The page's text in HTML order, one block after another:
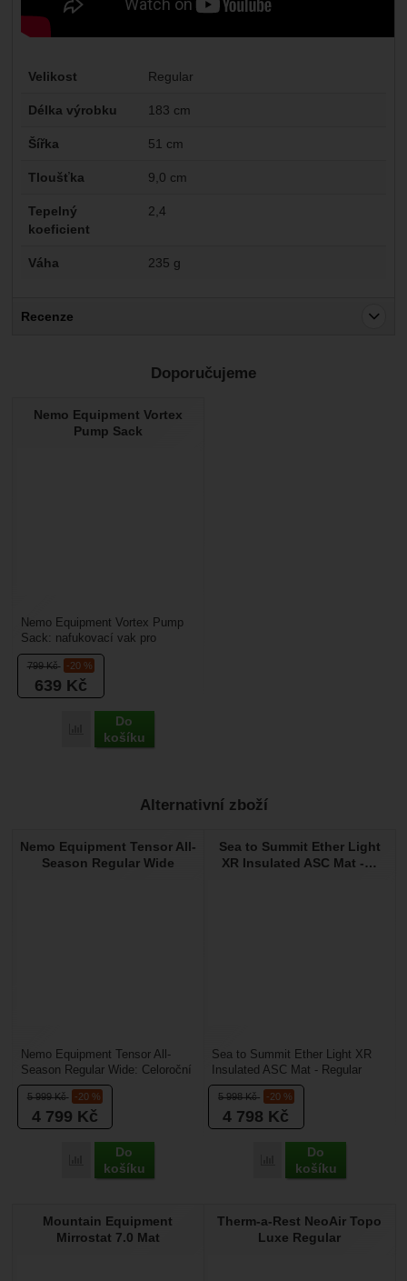
Parametry
Velikost Regular
Délka výrobku 183 cm
Šířka 51 cm
Tloušťka 9,0 cm
Tepelný
koeficient
2,4
Váha 235 g
Recenze
Nebyla přidána žádná recenze.
Doporučujeme
Nemo Equipment Vortex
Pump Sack
799Kč -20 %
639 Kč
Porovnat
Do
košíku
Nemo Equipment Vortex Pump
Sack: nafukovací vak pro
snadné nafouknutí karimatek
Nemo. Vak nasadíte na...
Alternativní zboží
Nemo Equipment Tensor All-
Season Regular Wide
5 999Kč -20 %
4 799 Kč
Porovnat
Do
košíku
Nemo Equipment Tensor All-
Season Regular Wide: Celoroční
univerzál s nekompromisním
komfortem v rozšířené...
Sea to Summit Ether Light
XR Insulated ASC Mat -…
5 998Kč -20 %
4 798 Kč
Porovnat
Do
košíku
Sea to Summit Ether Light XR
Insulated ASC Mat - Regular
Rectangular Wide: Luxusní
prostor v ultralehkém...
Mountain Equipment
Mirrostat 7.0 Mat
Therm-a-Rest NeoAir Topo
Luxe Regular